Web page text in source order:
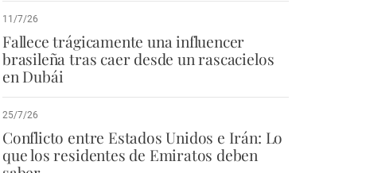
11/7/26
Fallece trágicamente una influencer
brasileña tras caer desde un rascacielos
en Dubái
25/7/26
Conflicto entre Estados Unidos e Irán: Lo
que los residentes de Emiratos deben